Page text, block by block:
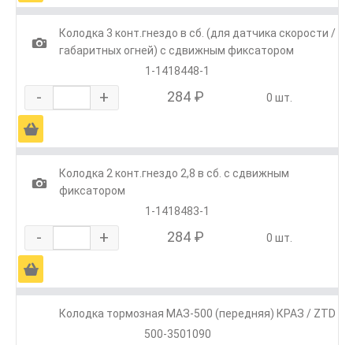
1
Колодка 3 конт.гнездо в сб. (для датчика скорости /
габаритных огней) с сдвижным фиксатором
1-1418448-1
- + 284 ₽ 0 шт.
Ä
1
Колодка 2 конт.гнездо 2,8 в сб. с сдвижным
фиксатором
1-1418483-1
- + 284 ₽ 0 шт.
Ä
Колодка тормозная МАЗ-500 (передняя) КРАЗ / ZTD
500-3501090